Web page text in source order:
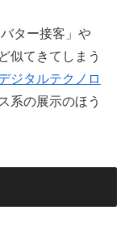
ター接客」や
似てきてしまう
ジタルテクノロ
系の展示のほう